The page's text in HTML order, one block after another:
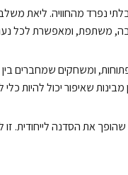
נפרד מהחוויה. ליאת
משתפת, ומאפשרת לכל
ומשחקים שמחברים בין
שאיפור יכול להיות כלי
את הסדנה לייחודית. זו